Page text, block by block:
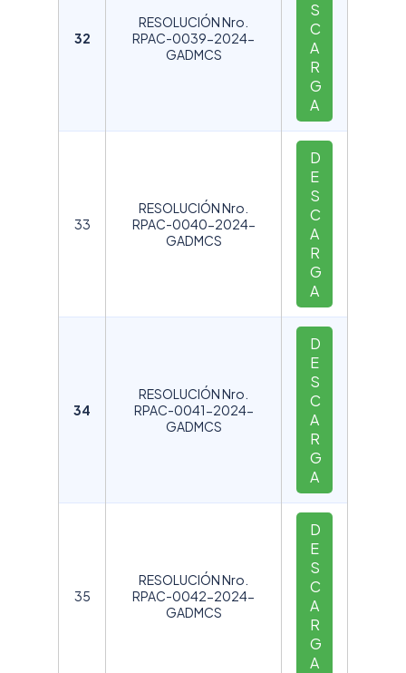
32
RESOLUCIÓN Nro.
RPAC-0039-2024-
GADMCS
S
C
A
R
G
A
33
RESOLUCIÓN Nro.
RPAC-0040-2024-
GADMCS
D
E
S
C
A
R
G
A
34
RESOLUCIÓN Nro.
RPAC-0041-2024-
GADMCS
D
E
S
C
A
R
G
A
35
RESOLUCIÓN Nro.
RPAC-0042-2024-
GADMCS
D
E
S
C
A
R
G
A